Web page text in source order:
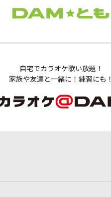
自宅でカラオケ歌い放題！
家族や友達と一緒に！練習にも！